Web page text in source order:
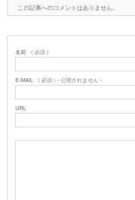
この記事へのコメントはありません。
名前 ( 必須 )
E-MAIL ( 必須 ) - 公開されません -
URL